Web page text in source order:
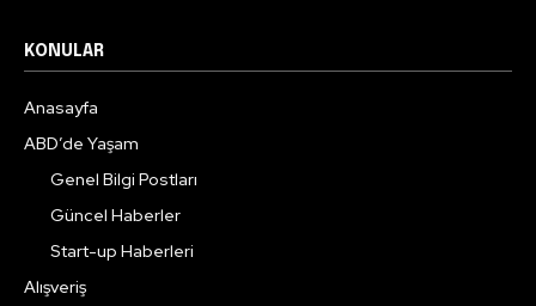
KONULAR
Anasayfa
ABD’de Yaşam
Genel Bilgi Postları
Güncel Haberler
Start-up Haberleri
Alışveriş